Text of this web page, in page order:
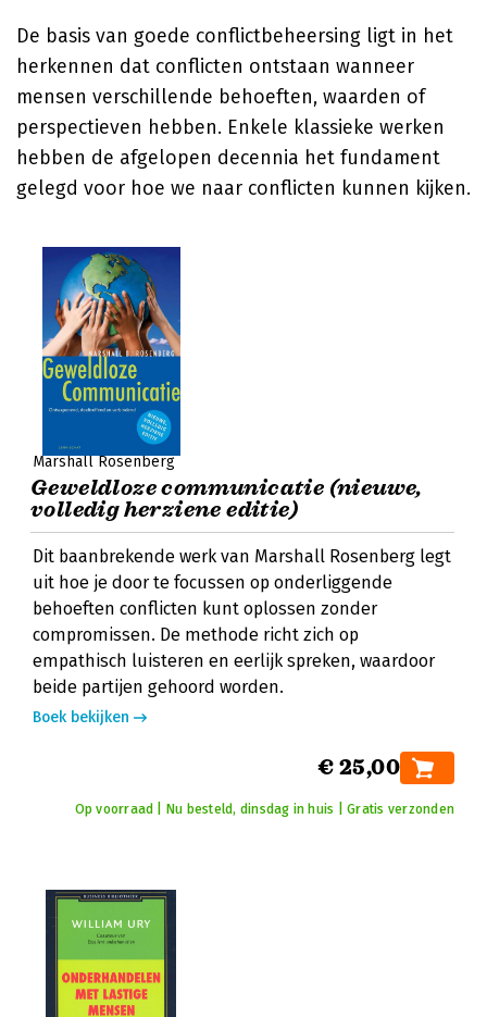
De basis van goede conflictbeheersing ligt in het
herkennen dat conflicten ontstaan wanneer
mensen verschillende behoeften, waarden of
perspectieven hebben. Enkele klassieke werken
hebben de afgelopen decennia het fundament
gelegd voor hoe we naar conflicten kunnen kijken.
Marshall Rosenberg
Geweldloze communicatie (nieuwe,
volledig herziene editie)
Dit baanbrekende werk van Marshall Rosenberg legt
uit hoe je door te focussen op onderliggende
behoeften conflicten kunt oplossen zonder
compromissen. De methode richt zich op
empathisch luisteren en eerlijk spreken, waardoor
beide partijen gehoord worden.
Boek bekijken
€ 25,00
Op voorraad | Nu besteld, dinsdag in huis | Gratis verzonden